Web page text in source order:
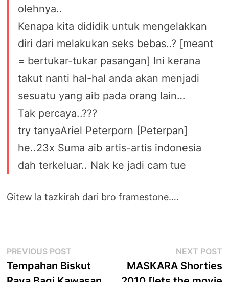
olehnya..
Kenapa kita dididik untuk mengelakkan
diri dari melakukan seks bebas..? [meant
= bertukar-tukar pasangan] Ini kerana
takut nanti hal-hal anda akan menjadi
sesuatu yang aib pada orang lain…
Tak percaya..???
try tanyaAriel Peterporn [Peterpan]
he..23x Suma aib artis-artis indonesia
dah terkeluar.. Nak ke jadi cam tue
Gitew la tazkirah dari bro framestone….
Post
navigation
PREVIOUS POST
post:
Tempahan Biskut
NEXT POST
MASKARA Shorties